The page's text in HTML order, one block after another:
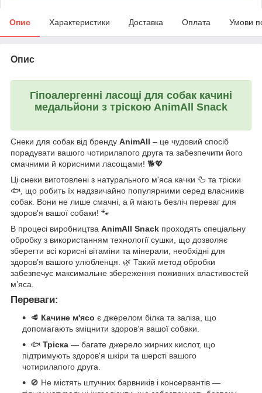
Опис Характеристики Доставка Оплата Умови
Опис
Гіпоалергенні ласощі для собак качині
медальйони з тріскою AnimAll Snack
Снеки для собак від бренду AnimAll – це чудовий спосіб
порадувати вашого чотирилапого друга та забезпечити його
смачними й корисними ласощами! 🐕💖
Ці снеки виготовлені з натурального м'яса качки 🦆 та тріски
🐟, що робить їх надзвичайно популярними серед власників
собак. Вони не лише смачні, а й мають безліч переваг для
здоров'я вашої собаки! 🐾
В процесі виробництва AnimAll Snack проходять спеціальну
обробку з використанням технології сушки, що дозволяє
зберегти всі корисні вітаміни та мінерали, необхідні для
здоров’я вашого улюбленця. 🌿 Такий метод обробки
забезпечує максимальне збереження поживних властивостей
м’яса.
Переваги:
🥩 Качине м'ясо є джерелом білка та заліза, що
допомагають зміцнити здоров’я вашої собаки.
🐟 Тріска — багате джерело жирних кислот, що
підтримують здоров'я шкіри та шерсті вашого
чотирилапого друга.
🚫 Не містять штучних барвників і консервантів —